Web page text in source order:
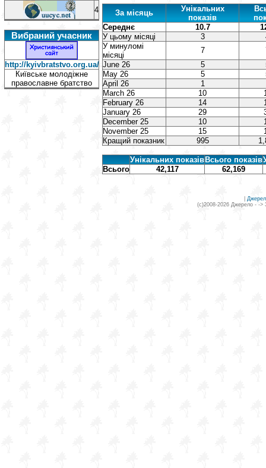
4
Вибраний учасник
http://kyivbratstvo.org.ua/
Київське молодіжне
православне братство
За місяць
Унікальних
показів
Середнє
10.7
У цьому місяці
3
У минуломі
місяці
7
June 26
5
May 26
5
April 26
1
March 26
10
February 26
14
January 26
29
December 25
10
November 25
15
Кращий показник
995
Унікальних показів Всього показів
Всього
42,117 62,169
(c)2008-2026 Джерело - ->